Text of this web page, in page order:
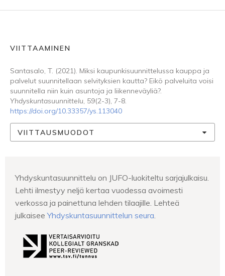
VIITTAAMINEN
Santasalo, T. (2021). Miksi kaupunkisuunnittelussa kauppa ja
palvelut suunnitellaan selvityksien kautta? Eikö palveluita voisi
suunnitella niin kuin asuntoja ja liikenneväyliä?.
Yhdyskuntasuunnittelu, 59(2-3), 7-8.
https://doi.org/10.33357/ys.113040
VIITTAUSMUODOT
Yhdyskuntasuunnittelu on JUFO-luokiteltu sarjajulkaisu.
Lehti ilmestyy neljä kertaa vuodessa avoimesti
verkossa ja painettuna lehden tilaajille. Lehteä
julkaiseeYhdyskuntasuunnittelun seura.